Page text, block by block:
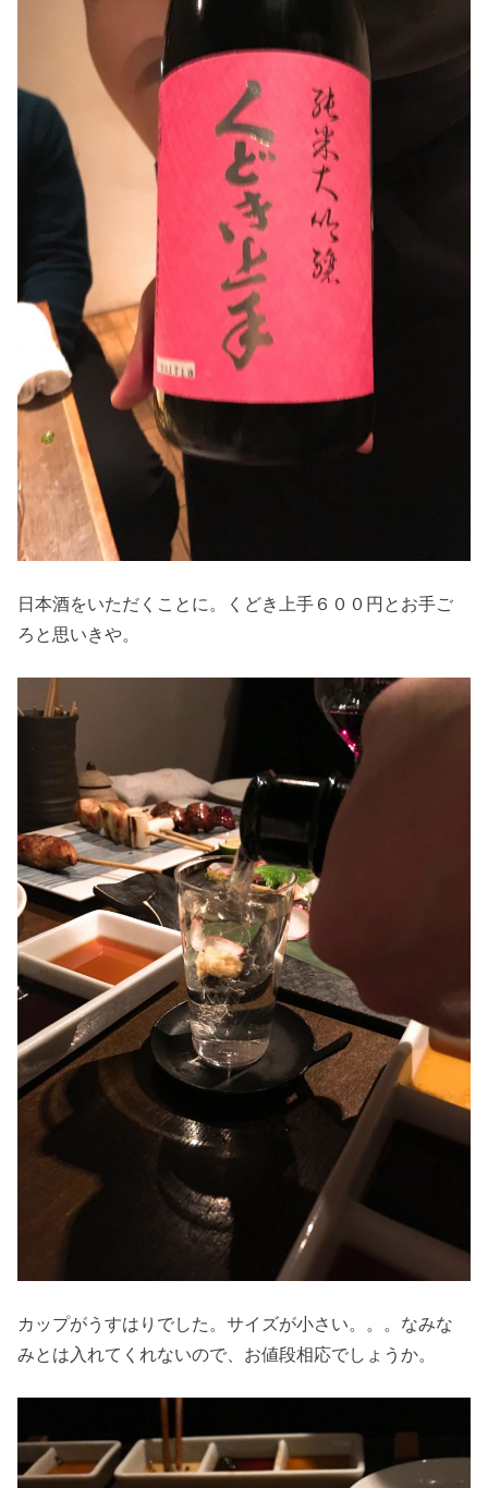
日本酒をいただくことに。くどき上手６００円とお手ご
ろと思いきや。
カップがうすはりでした。サイズが小さい。。。なみな
みとは入れてくれないので、お値段相応でしょうか。